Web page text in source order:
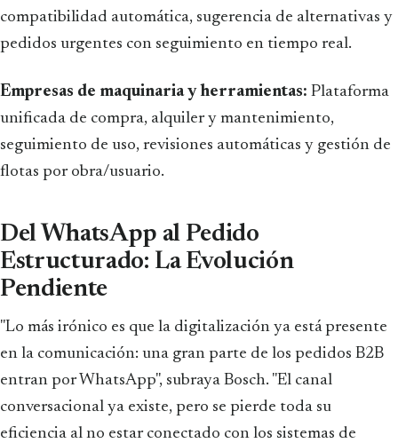
compatibilidad automática, sugerencia de alternativas y
pedidos urgentes con seguimiento en tiempo real.
Empresas de maquinaria y herramientas: Plataforma
unificada de compra, alquiler y mantenimiento,
seguimiento de uso, revisiones automáticas y gestión de
flotas por obra/usuario.
Del WhatsApp al Pedido
Estructurado: La Evolución
Pendiente
"Lo más irónico es que la digitalización ya está presente
en la comunicación: una gran parte de los pedidos B2B
entran por WhatsApp", subraya Bosch. "El canal
conversacional ya existe, pero se pierde toda su
eficiencia al no estar conectado con los sistemas de